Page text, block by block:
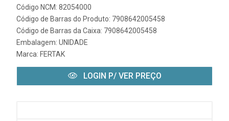
Código NCM: 82054000
Código de Barras do Produto: 7908642005458
Código de Barras da Caixa: 7908642005458
Embalagem: UNIDADE
Marca: FERTAK
LOGIN P/ VER PREÇO